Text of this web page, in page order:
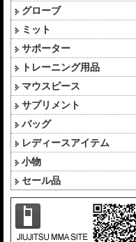
グローブ
ミット
サポーター
トレーニング用品
マウスピース
サプリメント
バッグ
レディースアイテム
小物
セール品